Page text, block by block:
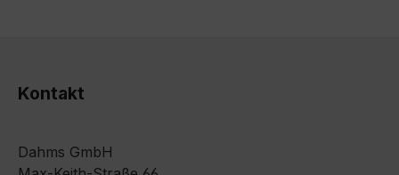
Kontakt
Dahms GmbH